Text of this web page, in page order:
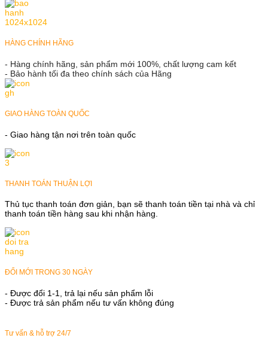
HÀNG CHÍNH HÃNG
- Hàng chính hãng, sản phẩm mới 100%, chất lượng cam kết
- Bảo hành tối đa theo chính sách của Hãng
GIAO HÀNG TOÀN QUỐC
- Giao hàng tận nơi trên toàn quốc
THANH TOÁN THUẬN LỢI
Thủ tục thanh toán đơn giản, bạn sẽ thanh toán tiền tại nhà và chỉ
thanh toán tiền hàng sau khi nhận hàng.
ĐỔI MỚI TRONG 30 NGÀY
- Được đổi 1-1, trả lại nếu sản phẩm lỗi
- Được trả sản phẩm nếu tư vấn không đúng
Tư vấn & hỗ trợ 24/7